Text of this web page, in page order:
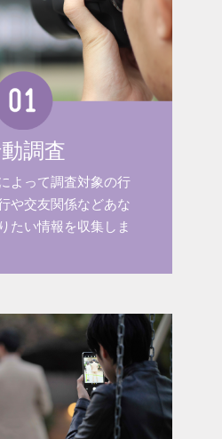
調査
よって調査対象の行
や交友関係などあな
たい情報を収集しま